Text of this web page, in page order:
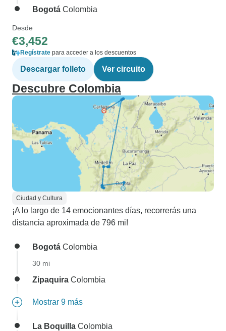
Bogotá Colombia
Desde
€3,452
Regístrate para acceder a los descuentos
Descargar folleto Ver circuito
Descubre Colombia
Ciudad y Cultura
¡A lo largo de 14 emocionantes días, recorrerás una
distancia aproximada de 796 mi!
Bogotá Colombia
30 mi
Zipaquira Colombia
Mostrar 9 más
La Boquilla Colombia